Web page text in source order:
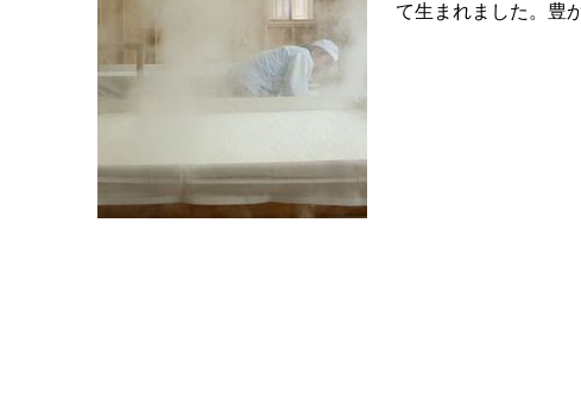
て生まれました。豊